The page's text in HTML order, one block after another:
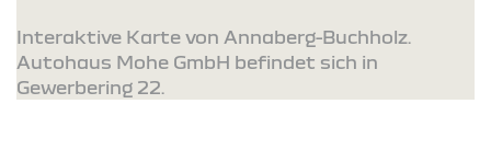
Interaktive Karte von Annaberg-Buchholz.
Autohaus Mohe GmbH befindet sich in
Gewerbering 22.